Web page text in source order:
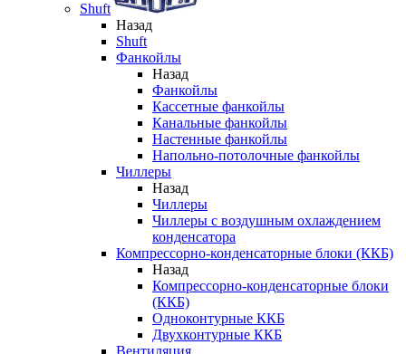
Shuft
Назад
Shuft
Фанкойлы
Назад
Фанкойлы
Кассетные фанкойлы
Канальные фанкойлы
Настенные фанкойлы
Напольно-потолочные фанкойлы
Чиллеры
Назад
Чиллеры
Чиллеры с воздушным охлаждением
конденсатора
Компрессорно-конденсаторные блоки (ККБ)
Назад
Компрессорно-конденсаторные блоки
(ККБ)
Одноконтурные ККБ
Двухконтурные ККБ
Вентиляция